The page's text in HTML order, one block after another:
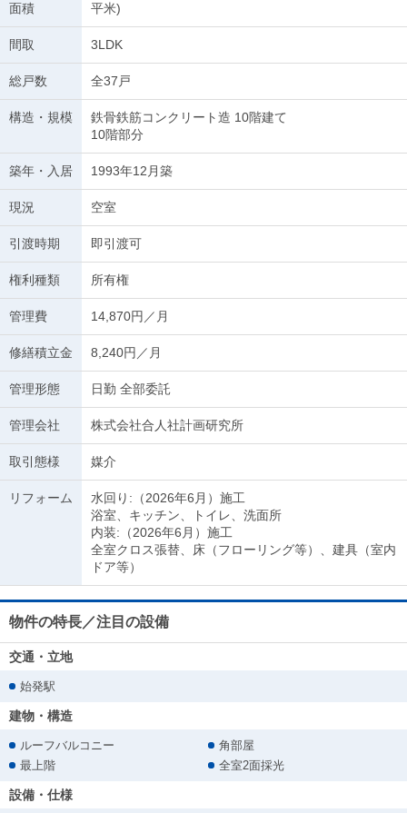
面積
平米)
間取 3LDK
総戸数 全37戸
構造・規模
鉄骨鉄筋コンクリート造 10階建て
10階部分
築年・入居 1993年12月築
現況 空室
引渡時期 即引渡可
権利種類 所有権
管理費 14,870円／月
修繕積立金 8,240円／月
管理形態 日勤 全部委託
管理会社 株式会社合人社計画研究所
取引態様 媒介
リフォーム
水回り:（2026年6月）施工
浴室、キッチン、トイレ、洗面所
内装:（2026年6月）施工
全室クロス張替、床（フローリング等）、建具（室内
ドア等）
物件の特長／注目の設備
交通・立地
始発駅
建物・構造
ルーフバルコニー
角部屋
最上階
全室2面採光
設備・仕様